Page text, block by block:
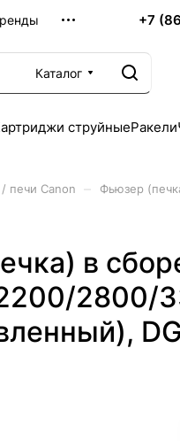
+7
Каталог
струйныеРакели
печи Canon
Фьюзер
в
2800/